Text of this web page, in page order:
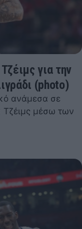
για την
(photo)
ανάμεσα σε
Τζέιμς μέσω των